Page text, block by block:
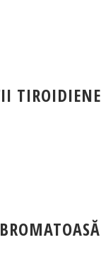
TIROIDIENE